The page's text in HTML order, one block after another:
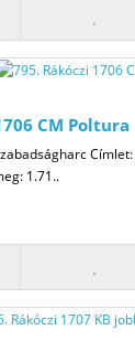
CM Poltura
1.71..